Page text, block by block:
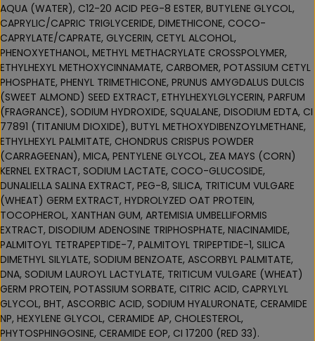
AQUA (WATER), C12-20 ACID PEG-8 ESTER, BUTYLENE GLYCOL,
CAPRYLIC/CAPRIC TRIGLYCERIDE, DIMETHICONE, COCO-
CAPRYLATE/CAPRATE, GLYCERIN, CETYL ALCOHOL,
PHENOXYETHANOL, METHYL METHACRYLATE CROSSPOLYMER,
ETHYLHEXYL METHOXYCINNAMATE, CARBOMER, POTASSIUM CETYL
PHOSPHATE, PHENYL TRIMETHICONE, PRUNUS AMYGDALUS DULCIS
(SWEET ALMOND) SEED EXTRACT, ETHYLHEXYLGLYCERIN, PARFUM
(FRAGRANCE), SODIUM HYDROXIDE, SQUALANE, DISODIUM EDTA, CI
77891 (TITANIUM DIOXIDE), BUTYL METHOXYDIBENZOYLMETHANE,
ETHYLHEXYL PALMITATE, CHONDRUS CRISPUS POWDER
(CARRAGEENAN), MICA, PENTYLENE GLYCOL, ZEA MAYS (CORN)
KERNEL EXTRACT, SODIUM LACTATE, COCO-GLUCOSIDE,
DUNALIELLA SALINA EXTRACT, PEG-8, SILICA, TRITICUM VULGARE
(WHEAT) GERM EXTRACT, HYDROLYZED OAT PROTEIN,
TOCOPHEROL, XANTHAN GUM, ARTEMISIA UMBELLIFORMIS
EXTRACT, DISODIUM ADENOSINE TRIPHOSPHATE, NIACINAMIDE,
PALMITOYL TETRAPEPTIDE-7, PALMITOYL TRIPEPTIDE-1, SILICA
DIMETHYL SILYLATE, SODIUM BENZOATE, ASCORBYL PALMITATE,
DNA, SODIUM LAUROYL LACTYLATE, TRITICUM VULGARE (WHEAT)
GERM PROTEIN, POTASSIUM SORBATE, CITRIC ACID, CAPRYLYL
GLYCOL, BHT, ASCORBIC ACID, SODIUM HYALURONATE, CERAMIDE
NP, HEXYLENE GLYCOL, CERAMIDE AP, CHOLESTEROL,
PHYTOSPHINGOSINE, CERAMIDE EOP, CI 17200 (RED 33).